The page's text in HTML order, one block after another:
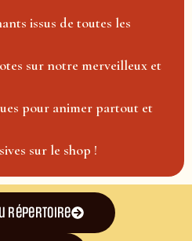
issus de toutes les
sur notre merveilleux et
pour animer partout et
sur le shop !
répertoire